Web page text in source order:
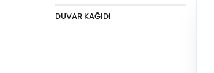
DUVAR KAĞIDI